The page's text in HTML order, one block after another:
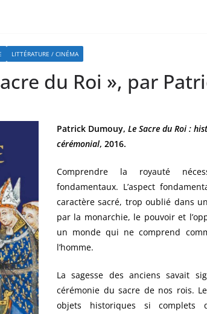
LITTÉRATURE / CINÉMA
du Roi », par
Patrick Dumouy, Le Sacre du Roi :
cérémonial, 2016.
Comprendre la royauté
fondamentaux. L’aspect
caractère sacré, trop oublié dans
par la monarchie, le pouvoir et
un monde qui ne comprend
l’homme.
La sagesse des anciens savait
cérémonie du sacre de nos rois.
objets historiques si complets